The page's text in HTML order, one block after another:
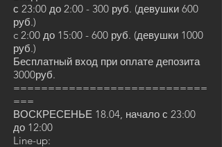
с 23:00 до 2:00 - 300 руб. (девушки 600
руб.)
c 2:00 до 15:00 - 600 руб. (девушки 1000
руб.)
Бесплатный вход при оплате депозита
3000руб.
============================
===
ВОСКРЕСЕНЬЕ 18.04, начало с 23:00
до 12:00
Line-up: